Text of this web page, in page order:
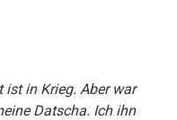
ist in Krieg. Aber war
Datscha. Ich ihn